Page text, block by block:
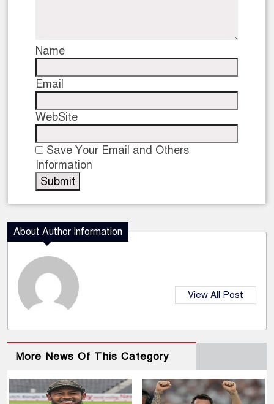
Name
Email
WebSite
Save Your Email and Others
Information
About Author Information
View All Post
More News Of This Category